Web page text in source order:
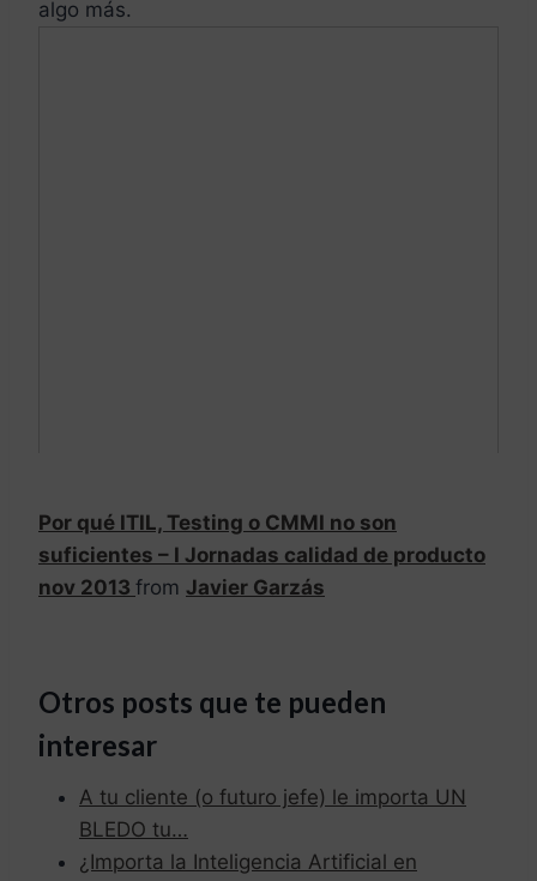
algo más.
Por qué ITIL, Testing o CMMI no son
suficientes – I Jornadas calidad de producto
nov 2013 from Javier Garzás
Otros posts que te pueden
interesar
A tu cliente (o futuro jefe) le importa UN
BLEDO tu…
¿Importa la Inteligencia Artificial en